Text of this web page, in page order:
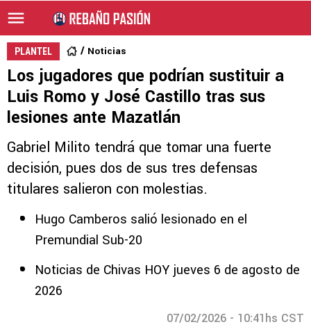
PLANTEL Noticias
Los jugadores que podrían sustituir a
Luis Romo y José Castillo tras sus
lesiones ante Mazatlán
Gabriel Milito tendrá que tomar una fuerte
decisión, pues dos de sus tres defensas
titulares salieron con molestias.
Hugo Camberos salió lesionado en el
Premundial Sub-20
Noticias de Chivas HOY jueves 6 de agosto de
2026
07/02/2026 - 10:41hs CST